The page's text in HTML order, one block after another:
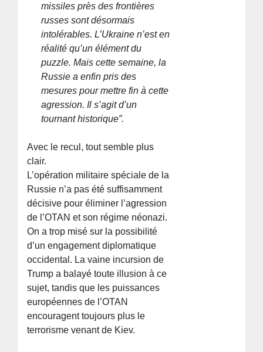
missiles près des frontières
russes sont désormais
intolérables. L’Ukraine n’est en
réalité qu’un élément du
puzzle. Mais cette semaine, la
Russie a enfin pris des
mesures pour mettre fin à cette
agression. Il s’agit d’un
tournant historique”.
Avec le recul, tout semble plus
clair.
L’opération militaire spéciale de la
Russie n’a pas été suffisamment
décisive pour éliminer l’agression
de l’OTAN et son régime néonazi.
On a trop misé sur la possibilité
d’un engagement diplomatique
occidental. La vaine incursion de
Trump a balayé toute illusion à ce
sujet, tandis que les puissances
européennes de l’OTAN
encouragent toujours plus le
terrorisme venant de Kiev.